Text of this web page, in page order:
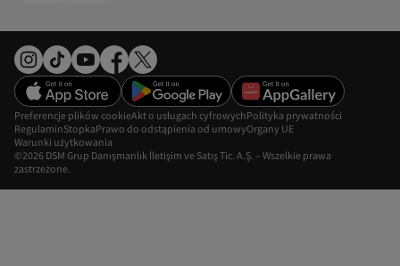
©2026 DSM Grup Danışmanlık İletişim ve Satış Tic. A.Ş. – Wszelkie prawa
zastrzeżone.
Preferencje plików cookieAkt o usługach cyfrowychPolityka prywatności
RegulaminStopkaPrawo do odstąpienia od umowyOrgany UE
Warunki użytkowania